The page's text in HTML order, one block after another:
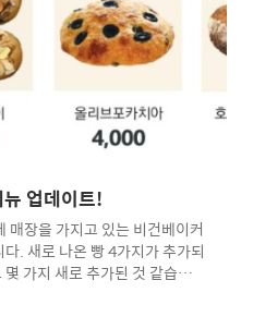
#삼색모닝 #흑미단팥빵 흑
일역이 가까운 분들은 현대백
스타그램_Vegan Bakery🍞
업데이트!
매장을 가지고 있는 비건베이커
. 새로 나온 빵 4가지가 추가되
가지 새로 추가된 것 같습니
서 캡처) 아래 수제품 섹션도
그에서 캡처) 새 빵 중에 올리